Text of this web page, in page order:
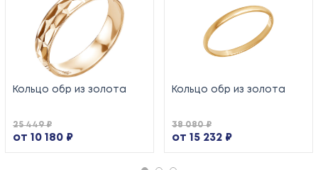
Кольцо обр из золота
от 10 180 ₽
25 449 ₽
Кольцо обр из золота
от 15 232 ₽
38 080 ₽